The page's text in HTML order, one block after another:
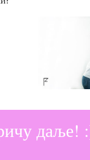
Изаберите
даље!